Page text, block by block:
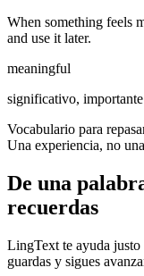
When something feels
and use it later.
meaningful
significativo, importante
Vocabulario para
Una experiencia, no
De una
recuerdas
LingText te ayuda justo
guardas y sigues